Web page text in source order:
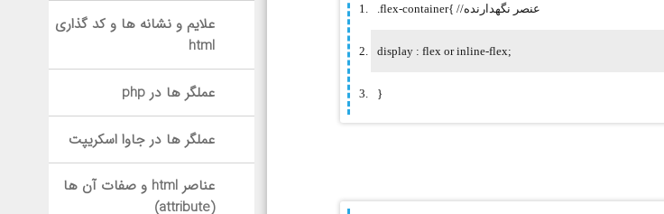
.flex-container{ //عنصر نگهدارنده
display : flex or inline-flex;
}
علایم و نشانه ها و کد گذاری
html
عملگر ها در php
عملگر ها در جاوا اسکریپت
عناصر html و صفات آن ها
(attribute)